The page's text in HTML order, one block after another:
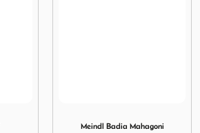
Meindl Badia Mahagoni